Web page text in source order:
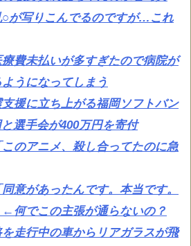
○が写りこんでるのですが…これ
療費未払いが多すぎたので病院が
うになってしまう
支援に立ち上がる福岡ソフトバン
選手会が400万円を寄付
このアニメ、殺し合ってたのに急
意があったんです。本当です。
何でこの主張が通らないの？
を走行中の車からリアガラスが飛